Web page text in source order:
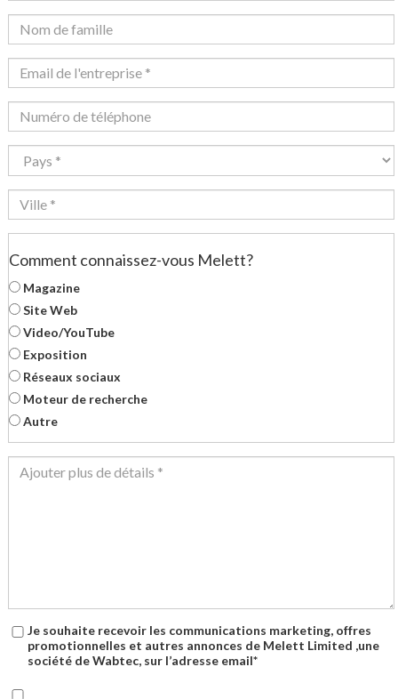
Comment connaissez-vous Melett?
Magazine
Site Web
Video/YouTube
Exposition
Réseaux sociaux
Moteur de recherche
Autre
Je souhaite recevoir les communications marketing, offres
promotionnelles et autres annonces de Melett Limited ,une
société de Wabtec, sur l’adresse email*